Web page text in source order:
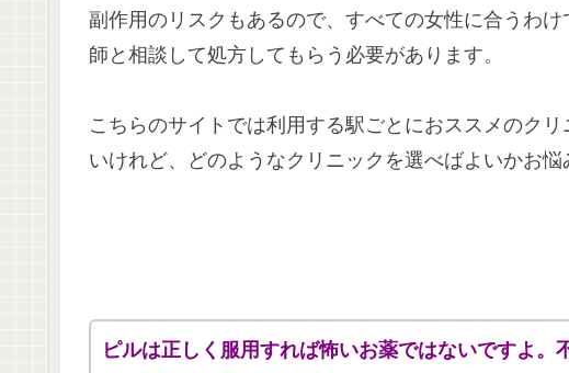
副作用のリスクもあるので、すべての女性に合うわ
師と相談して処方してもらう必要があります。
こちらのサイトでは利用する駅ごとにおススメのク
いけれど、どのようなクリニックを選べばよいかお悩
ピルは正しく服用すれば怖いお薬ではないですよ。